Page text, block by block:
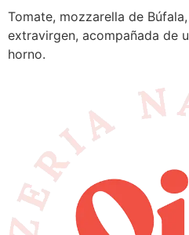
Tomate, mozzarella de
extravirgen, acompañada de
horno.